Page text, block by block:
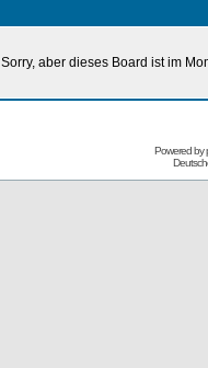
Sorry, aber dieses Board ist im
Powered by